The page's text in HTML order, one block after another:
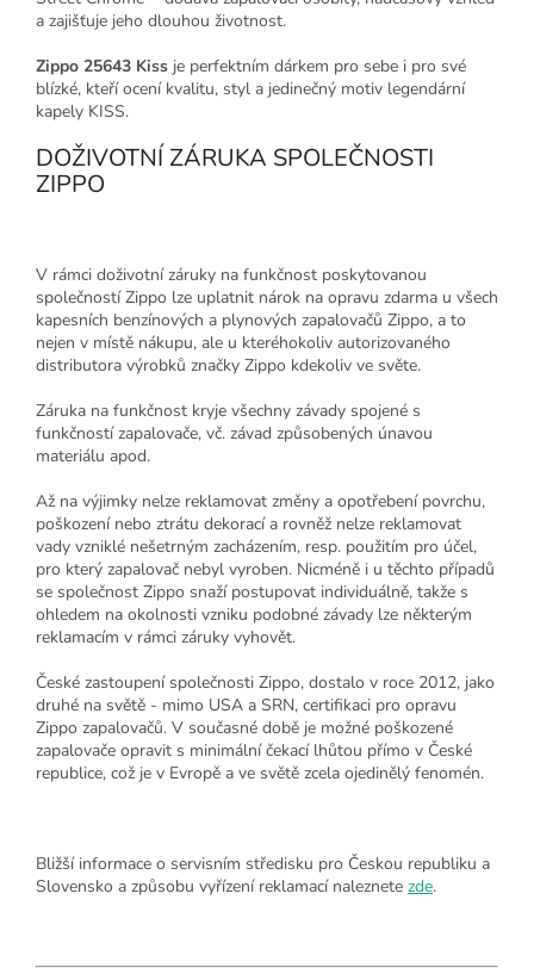
a zajišťuje jeho dlouhou životnost.
Zippo 25643 Kiss je perfektním dárkem pro sebe i pro své
blízké, kteří ocení kvalitu, styl a jedinečný motiv legendární
kapely KISS.
DOŽIVOTNÍ ZÁRUKA SPOLEČNOSTI
ZIPPO
V rámci doživotní záruky na funkčnost poskytovanou
společností Zippo lze uplatnit nárok na opravu zdarma u všech
kapesních benzínových a plynových zapalovačů Zippo, a to
nejen v místě nákupu, ale u kteréhokoliv autorizovaného
distributora výrobků značky Zippo kdekoliv ve světe.
Záruka na funkčnost kryje všechny závady spojené s
funkčností zapalovače, vč. závad způsobených únavou
materiálu apod.
Až na výjimky nelze reklamovat změny a opotřebení povrchu,
poškození nebo ztrátu dekorací a rovněž nelze reklamovat
vady vzniklé nešetrným zacházením, resp. použitím pro účel,
pro který zapalovač nebyl vyroben. Nicméně i u těchto případů
se společnost Zippo snaží postupovat individuálně, takže s
ohledem na okolnosti vzniku podobné závady lze některým
reklamacím v rámci záruky vyhovět.
České zastoupení společnosti Zippo, dostalo v roce 2012, jako
druhé na světě - mimo USA a SRN, certifikaci pro opravu
Zippo zapalovačů. V současné době je možné poškozené
zapalovače opravit s minimální čekací lhůtou přímo v České
republice, což je v Evropě a ve světě zcela ojedinělý fenomén.
Bližší informace o servisním středisku pro Českou republiku a
Slovensko a způsobu vyřízení reklamací naleznete zde.